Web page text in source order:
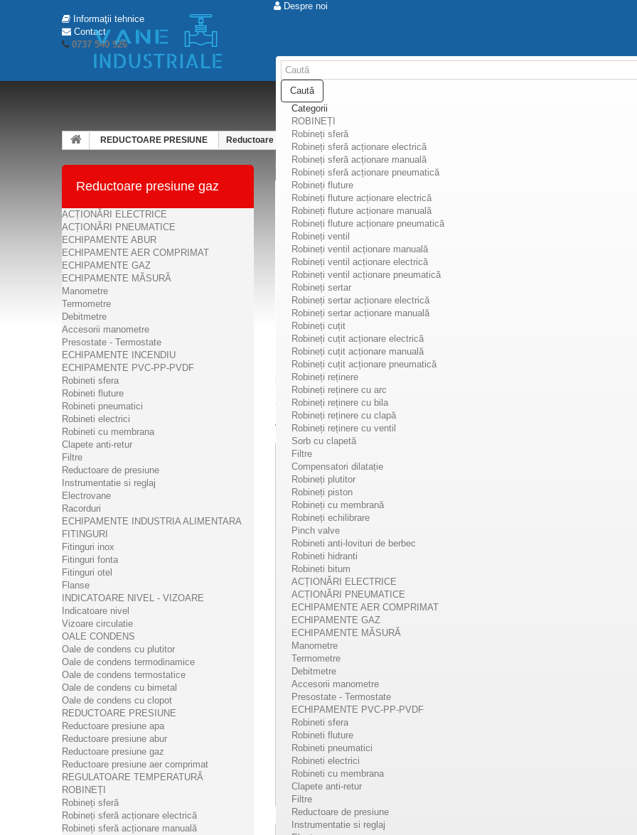
Despre noi
Informaţii tehnice
Contact
0737 540 926
Caută
Categorii
ROBINEȚI
Robineți sferă
Robineți sferă acționare electrică
Robineți sferă acționare manuală
Robineți sferă acționare pneumatică
Robineți fluture
Robineți fluture acționare electrică
Robineți fluture acționare manuală
Robineți fluture acționare pneumatică
Robineți ventil
Robineți ventil acționare manuală
Robineți ventil acționare electrică
Robineți ventil acționare pneumatică
Robineți sertar
Robineți sertar acționare electrică
Robineți sertar acționare manuală
Robineți cuțit
Robineți cuțit acționare electrică
Robineți cuțit acționare manuală
Robineți cuțit acționare pneumatică
Robineți reținere
Robineți reținere cu arc
Robineți reținere cu bila
Robineți reținere cu clapă
Robineți reținere cu ventil
Sorb cu clapetă
Filtre
Compensatori dilatație
Robineți plutitor
Robineți piston
Robineți cu membrană
Robineți echilibrare
Pinch valve
Robineti anti-lovituri de berbec
Robineti hidranti
Robineti bitum
ACȚIONĂRI ELECTRICE
ACȚIONĂRI PNEUMATICE
ECHIPAMENTE AER COMPRIMAT
ECHIPAMENTE GAZ
ECHIPAMENTE MĂSURĂ
Manometre
Termometre
Debitmetre
Accesorii manometre
Presostate - Termostate
ECHIPAMENTE PVC-PP-PVDF
Robineti sfera
Robineti fluture
Robineti pneumatici
Robineti electrici
Robineti cu membrana
Clapete anti-retur
Filtre
Reductoare de presiune
Instrumentatie si reglaj
REDUCTOARE PRESIUNE Reductoare presiune gaz
Reductoare presiune gaz
ACȚIONĂRI ELECTRICE
ACȚIONĂRI PNEUMATICE
ECHIPAMENTE ABUR
ECHIPAMENTE AER COMPRIMAT
ECHIPAMENTE GAZ
ECHIPAMENTE MĂSURĂ
Manometre
Termometre
Debitmetre
Accesorii manometre
Presostate - Termostate
ECHIPAMENTE INCENDIU
ECHIPAMENTE PVC-PP-PVDF
Robineti sfera
Robineti fluture
Robineti pneumatici
Robineti electrici
Robineti cu membrana
Clapete anti-retur
Filtre
Reductoare de presiune
Instrumentatie si reglaj
Electrovane
Racorduri
ECHIPAMENTE INDUSTRIA ALIMENTARA
FITINGURI
Fitinguri inox
Fitinguri fonta
Fitinguri otel
Flanse
INDICATOARE NIVEL - VIZOARE
Indicatoare nivel
Vizoare circulatie
OALE CONDENS
Oale de condens cu plutitor
Oale de condens termodinamice
Oale de condens termostatice
Oale de condens cu bimetal
Oale de condens cu clopot
REDUCTOARE PRESIUNE
Reductoare presiune apa
Reductoare presiune abur
Reductoare presiune gaz
Reductoare presiune aer comprimat
REGULATOARE TEMPERATURĂ
ROBINEȚI
Robineți sferă
Robineți sferă acționare electrică
Robineți sferă acționare manuală
REDUCTOARE PRESIUNE GAZ
Sortare după --
Arată 1 - 10 din total 10 produse
FGDR - Reductoare
presiune gaz 500 mbar
FGDR - Reductoare presiune gaz 500
mbar asigura inchiderea la debit zero si
sunt dotate cu stuturi pentru masurarea
presiunii la intrare...
DETALII